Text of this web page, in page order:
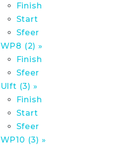
Finish
Start
Sfeer
WP8 (2) »
Finish
Sfeer
Ulft (3) »
Finish
Start
Sfeer
WP10 (3) »